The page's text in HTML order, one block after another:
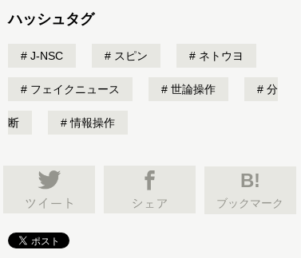
ハッシュタグ
J-NSC スピン ネトウヨ
フェイクニュース 世論操作 分
断 情報操作
B!
ブックマーク